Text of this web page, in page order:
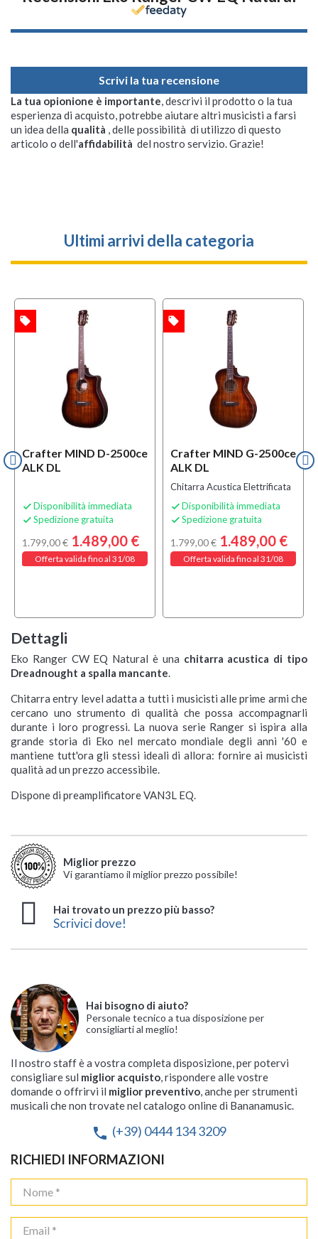
Scrivi la tua recensione
La tua opionione è importante, descrivi il prodotto o la tua
esperienza di acquisto, potrebbe aiutare altri musicisti a farsi
un idea della qualità , delle possibilità di utilizzo di questo
articolo o dell'affidabilità del nostro servizio. Grazie!
Ultimi arrivi della categoria
Crafter MIND D-2500ce
ALK DL
 Disponibilità immediata
 Spedizione gratuita
1.799,00 € 1.489,00 €
Offerta valida fino al 31/08
local_offer
Crafter MIND G-2500ce
ALK DL
Chitarra Acustica Elettrificata
 Disponibilità immediata
 Spedizione gratuita
1.799,00 € 1.489,00 €
Offerta valida fino al 31/08
local_offer
Dettagli
Eko Ranger CW EQ Natural è una chitarra acustica di tipo
Dreadnought a spalla mancante.
Chitarra entry level adatta a tutti i musicisti alle prime armi che
cercano uno strumento di qualità che possa accompagnarli
durante i loro progressi. La nuova serie Ranger si ispira alla
grande storia di Eko nel mercato mondiale degli anni '60 e
mantiene tutt'ora gli stessi ideali di allora: fornire ai musicisti
qualità ad un prezzo accessibile.
Dispone di preamplificatore VAN3L EQ.
Miglior prezzo
Vi garantiamo il miglior prezzo possibile!
Hai trovato un prezzo più basso?
Scrivici dove!
Hai bisogno di aiuto?
Personale tecnico a tua disposizione per
consigliarti al meglio!
Il nostro staff è a vostra completa disposizione, per potervi
consigliare sul miglior acquisto, rispondere alle vostre
domande o offrirvi il miglior preventivo, anche per strumenti
musicali che non trovate nel catalogo online di Bananamusic.
phone (+39) 0444 134 3209
RICHIEDI INFORMAZIONI